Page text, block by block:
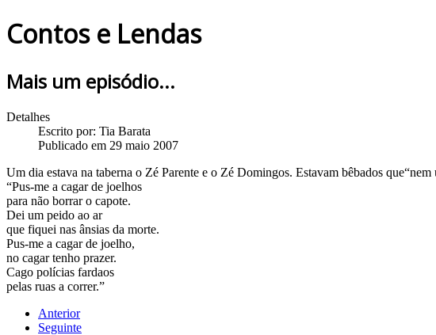
Contos e Lendas
Mais um episódio...
Detalhes
Escrito por: Tia Barata
Publicado em 29 maio 2007
Um dia estava na taberna o Zé Parente e o Zé Domingos. Estavam bêbados
“Pus-me a cagar de joelhos
para não borrar o capote.
Dei um peido ao ar
que fiquei nas ânsias da morte.
Pus-me a cagar de joelho,
no cagar tenho prazer.
Cago polícias fardaos
pelas ruas a correr.”
Anterior
Seguinte